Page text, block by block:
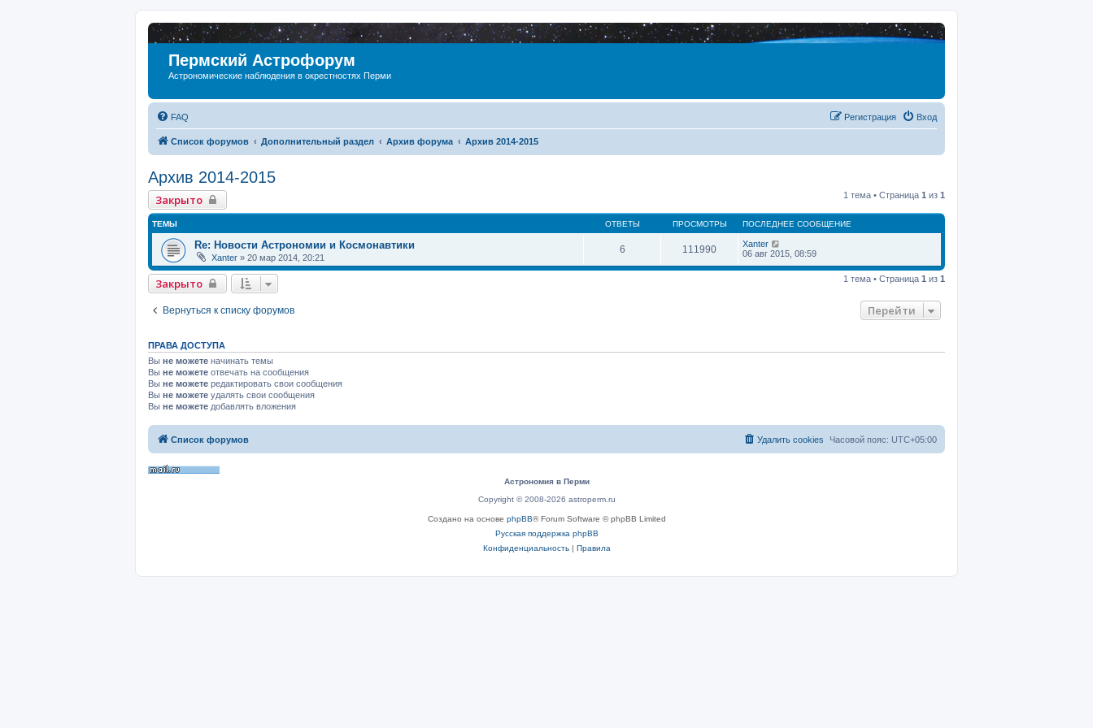
Пермский Астрофорум
Астрономические наблюдения в окрестностях Перми
FAQ Вход
Регистрация
Список форумов Дополнительный раздел Архив форума Архив 2014-2015
Архив 2014-2015
Закрыто 1 тема • Страница 1 из 1
ТЕМЫ ОТВЕТЫ ПРОСМОТРЫ ПОСЛЕДНЕЕ СООБЩЕНИЕ
Re: Новости Астрономии и Космонавтики
Xanter » 20 мар 2014, 20:21
6 111990
Xanter
06 авг 2015, 08:59
Закрыто 1 тема • Страница 1 из 1
Вернуться к списку форумов Перейти
ПРАВА ДОСТУПА
Вы не можете начинать темы
Вы не можете отвечать на сообщения
Вы не можете редактировать свои сообщения
Вы не можете удалять свои сообщения
Вы не можете добавлять вложения
Список форумов Часовой пояс: UTC+05:00
Удалить cookies
Астрономия в Перми
Copyright © 2008-2026 astroperm.ru
Создано на основе phpBB® Forum Software © phpBB Limited
Русская поддержка phpBB
Конфиденциальность| Правила